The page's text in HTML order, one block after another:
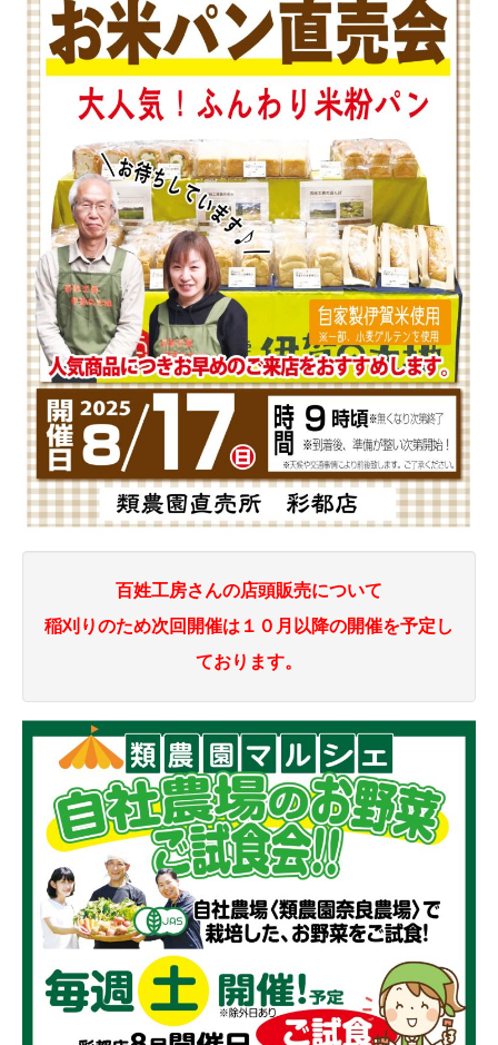
百姓工房さんの店頭販売について
稲刈りのため次回開催は１０月以降の開催を予定し
ております。